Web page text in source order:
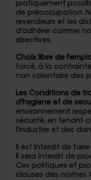
pratiquement
de préoccupation.
revendeurs et les
d'adhérer comme
directives.
Choix libre de
forcé, à la
non volontaire des
Les Conditions de
d'hygiene et de
environnement
sécurité, en tenant
l'industrie et des
Il est Interdit de
Il sera interdit de
Ces politiques et
clauses des normes